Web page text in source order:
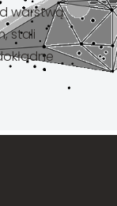
warstwą
stali